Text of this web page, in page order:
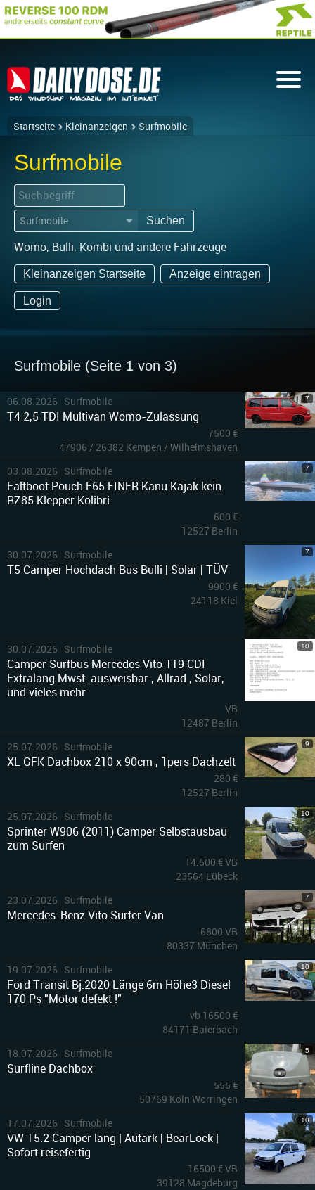
Startseite Kleinanzeigen Surfmobile
Surfmobile
▼ Suchen
Womo, Bulli, Kombi und andere Fahrzeuge
Kleinanzeigen Startseite Anzeige eintragen
Login
Surfmobile (Seite 1 von 3)
06.08.2026 Surfmobile
T4 2,5 TDI Multivan Womo-Zulassung
7500 €
47906 / 26382 Kempen / Wilhelmshaven
7
03.08.2026 Surfmobile
Faltboot Pouch E65 EINER Kanu Kajak kein
RZ85 Klepper Kolibri
600 €
12527 Berlin
7
30.07.2026 Surfmobile
T5 Camper Hochdach Bus Bulli | Solar | TÜV
9900 €
24118 Kiel
7
30.07.2026 Surfmobile
Camper Surfbus Mercedes Vito 119 CDI
Extralang Mwst. ausweisbar , Allrad , Solar,
und vieles mehr
VB
12487 Berlin
10
25.07.2026 Surfmobile
XL GFK Dachbox 210 x 90cm , 1pers Dachzelt
280 €
12527 Berlin
9
25.07.2026 Surfmobile
Sprinter W906 (2011) Camper Selbstausbau
zum Surfen
14.500 € VB
23564 Lübeck
10
23.07.2026 Surfmobile
Mercedes-Benz Vito Surfer Van
6800 VB
80337 München
7
19.07.2026 Surfmobile
Ford Transit Bj.2020 Länge 6m Höhe3 Diesel
170 Ps "Motor defekt !"
vb 16500 €
84171 Baierbach
10
18.07.2026 Surfmobile
Surfline Dachbox
555 €
50769 Köln Worringen
5
17.07.2026 Surfmobile
VW T5.2 Camper lang | Autark | BearLock |
Sofort reisefertig
16500 € VB
39128 Magdeburg
10